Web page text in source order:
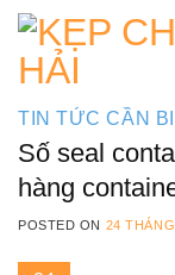
Skip
content
TIN TỨC CẦN
Số seal
hàng
POSTED ON 24